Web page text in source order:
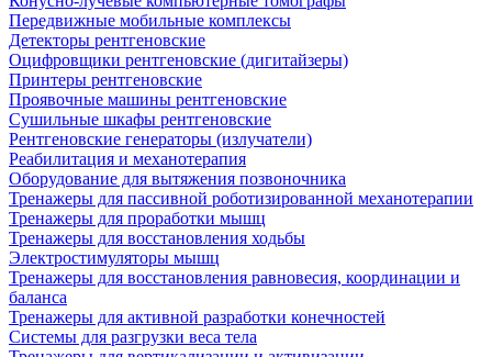
Передвижные мобильные комплексы
Детекторы рентгеновские
Оцифровщики рентгеновские (дигитайзеры)
Принтеры рентгеновские
Проявочные машины рентгеновские
Сушильные шкафы рентгеновские
Рентгеновские генераторы (излучатели)
Реабилитация и механотерапия
Оборудование для вытяжения позвоночника
Тренажеры для пассивной роботизированной механотерапии
Тренажеры для проработки мышц
Тренажеры для восстановления ходьбы
Электростимуляторы мышц
Тренажеры для восстановления равновесия, координации и
баланса
Тренажеры для активной разработки конечностей
Системы для разгрузки веса тела